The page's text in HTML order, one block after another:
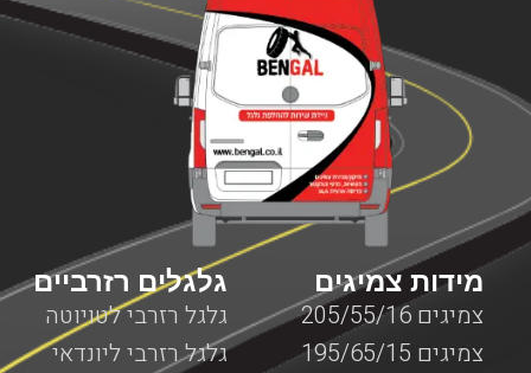
הדרך בשעות שבהן אין שירותי דרך למנופים. לכן, חשוב
לדעת שחברת BenGal מציעה שירותי דרך למנופים בכל מקום
שבו אתם תקועים עם המנוף. לא משנה אם מדובר על צפון
הארץ, מרכזה, דרום או ירושלים, יצירת קשר עם חברת בן גל
יאפשר לכם לקבל את השירות המבוקש לכם כמה שיותר מהר,
עד המקום שבו אתם נמצאים עם המנוף כאשר כל השירותים
מוצעים על ידי צוות מקצועי ומנוסה המומחה בשירותי דרך
המותאמים למנופים.
גלגלים רזרביים
גלגל רזרבי לטויוטה
גלגל רזרבי ליונדאי
מידות צמיגים
צמיגים 205/55/16
צמיגים 195/65/15